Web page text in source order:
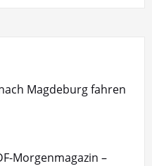
Magdeburg fahren
Morgenmagazin –